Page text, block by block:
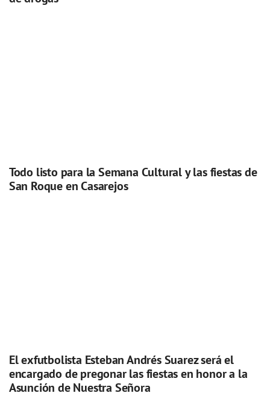
Todo listo para la Semana Cultural y las fiestas de
San Roque en Casarejos
El exfutbolista Esteban Andrés Suarez será el
encargado de pregonar las fiestas en honor a la
Asunción de Nuestra Señora